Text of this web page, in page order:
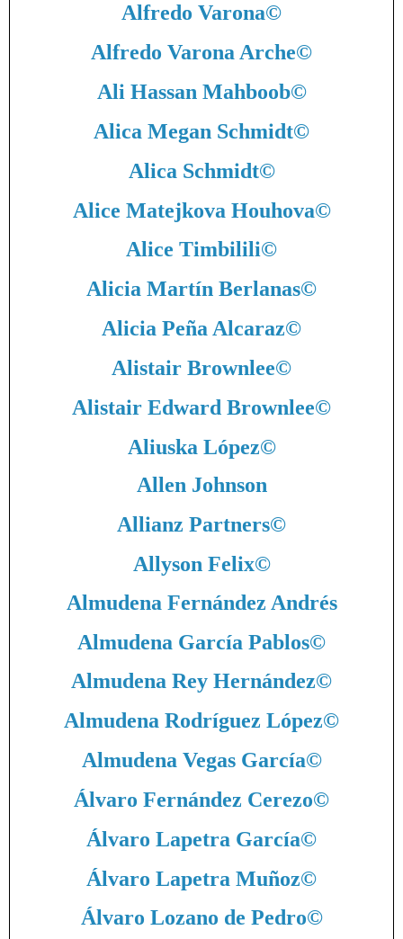
Alfredo Varona©
Alfredo Varona Arche©
Ali Hassan Mahboob©
Alica Megan Schmidt©
Alica Schmidt©
Alice Matejkova Houhova©
Alice Timbilili©
Alicia Martín Berlanas©
Alicia Peña Alcaraz©
Alistair Brownlee©
Alistair Edward Brownlee©
Aliuska López©
Allen Johnson
Allianz Partners©
Allyson Felix©
Almudena Fernández Andrés
Almudena García Pablos©
Almudena Rey Hernández©
Almudena Rodríguez López©
Almudena Vegas García©
Álvaro Fernández Cerezo©
Álvaro Lapetra García©
Álvaro Lapetra Muñoz©
Álvaro Lozano de Pedro©